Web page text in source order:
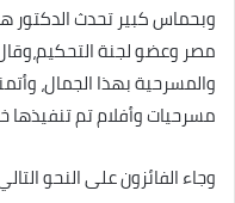
وبحماس كبير تحدث الدكتور
مصر وعضو لجنة
والمسرحية بهذا الجمال،
مسرحيات وأفلام تم تنفيذها
وجاء الفائزون على النحو